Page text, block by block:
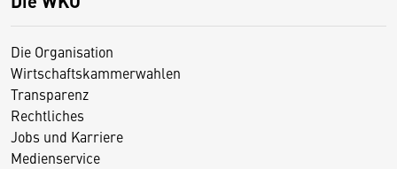
Die Organisation
Wirtschaftskammerwahlen
Transparenz
Rechtliches
Jobs und Karriere
Medienservice